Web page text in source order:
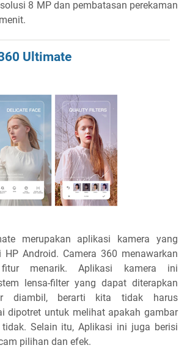
8 MP dan pembatasan perekaman
Ultimate
merupakan aplikasi kamera yang
Android. Camera 360 menawarkan
menarik. Aplikasi kamera ini
lensa-filter yang dapat diterapkan
diambil, berarti kita tidak harus
dipotret untuk melihat apakah gambar
Selain itu, Aplikasi ini juga berisi
pilihan dan efek.